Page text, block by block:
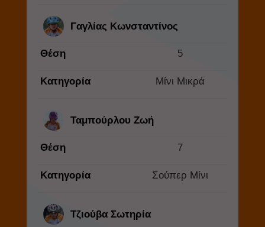
Γαγλίας Κωνσταντίνος
Θέση 5
Κατηγορία Μίνι Μικρά
Ταμπούρλου Ζωή
Θέση 7
Κατηγορία Σούπερ Μίνι
Τζιούβα Σωτηρία